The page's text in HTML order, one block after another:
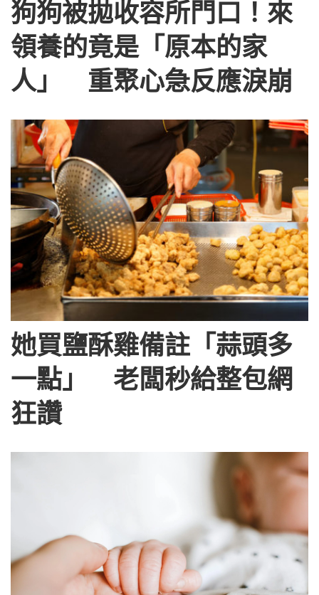
狗狗被拋收容所門口！來
領養的竟是「原本的家
人」 重聚心急反應淚崩
她買鹽酥雞備註「蒜頭多
一點」 老闆秒給整包網
狂讚